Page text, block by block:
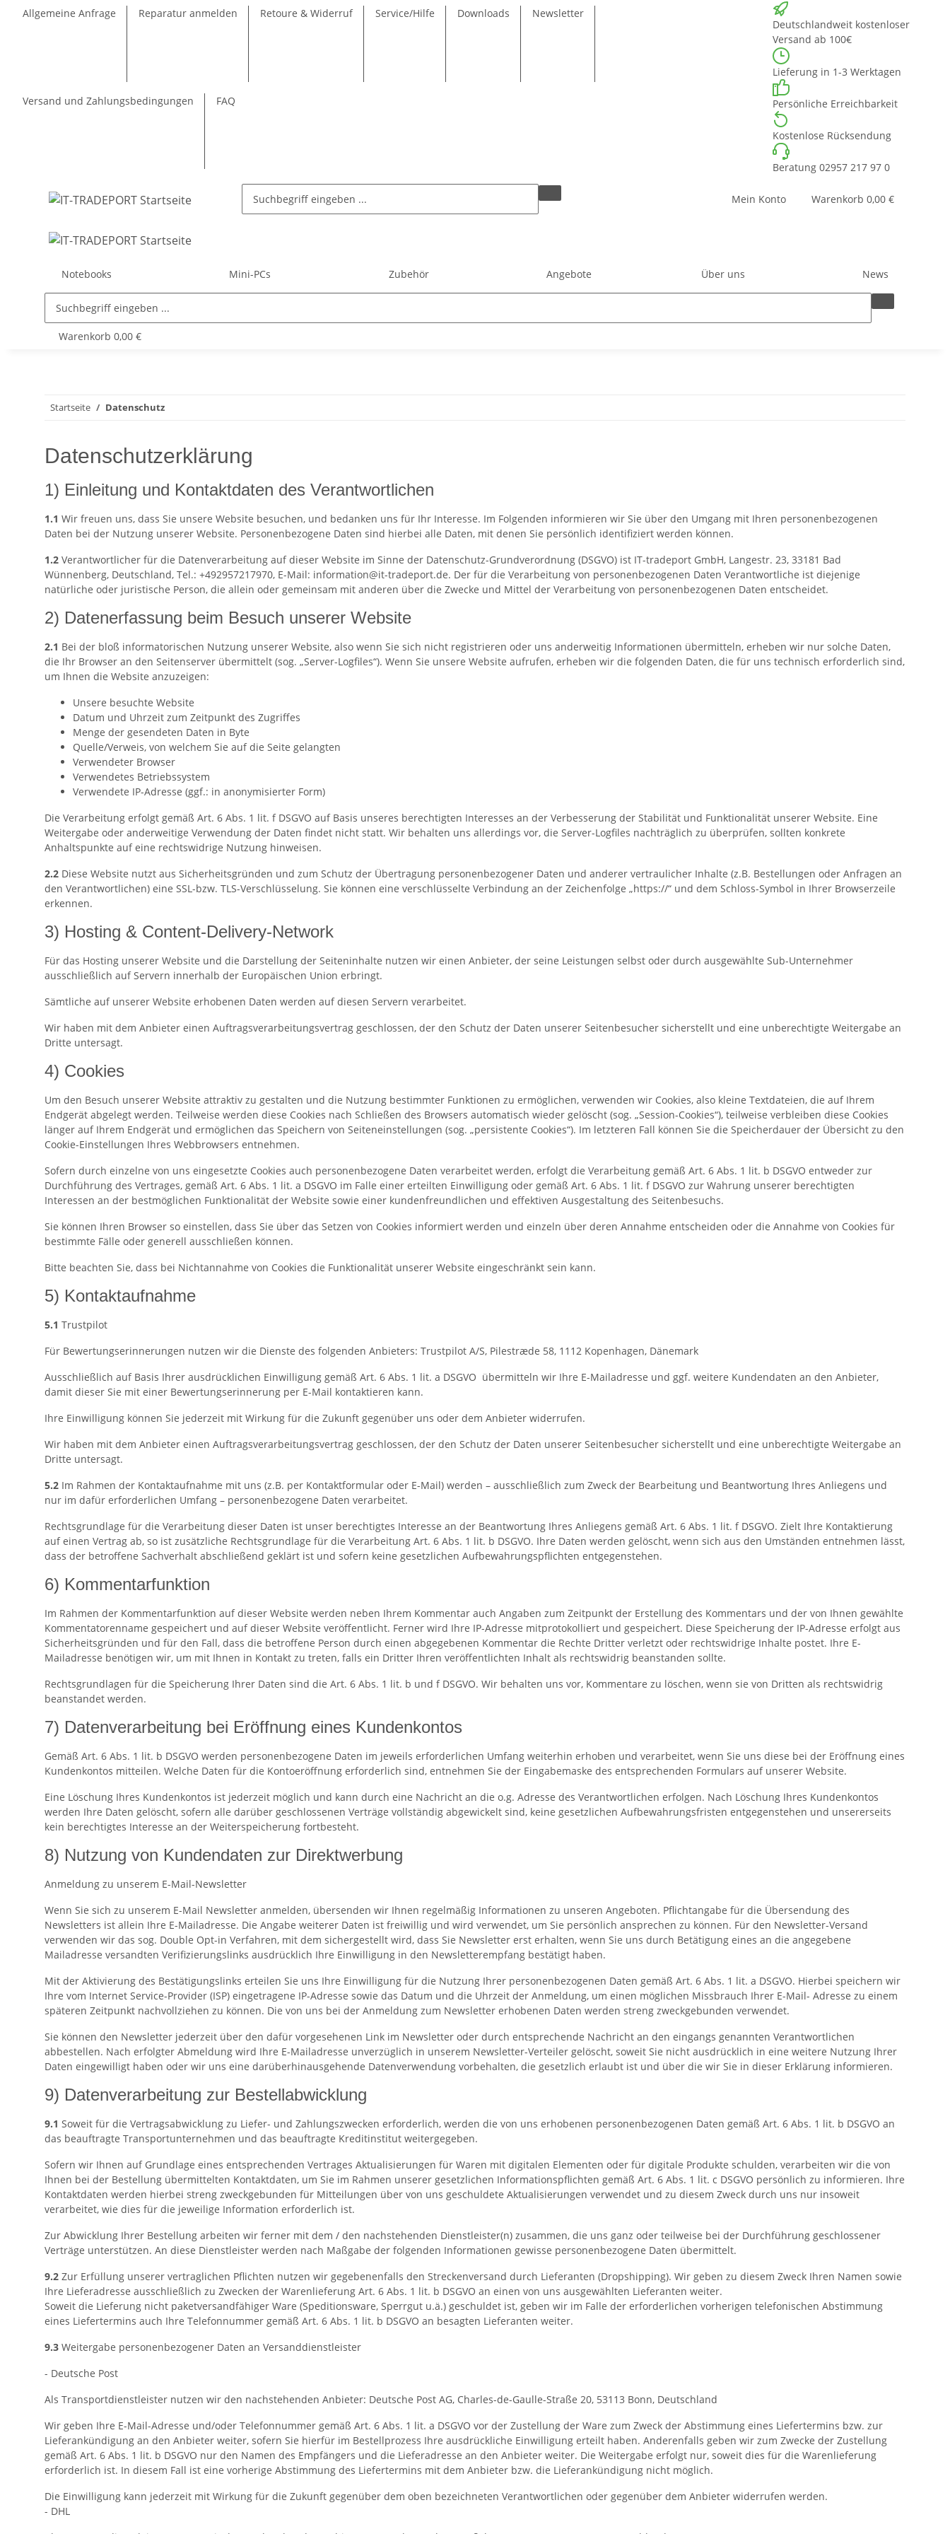
Deutschlandweit kostenloser
Versand ab 100€
Lieferung in 1-3 Werktagen
Persönliche Erreichbarkeit
Kostenlose Rücksendung
Beratung 02957 217 97 0
Allgemeine Anfrage Reparatur anmelden Retoure & Widerruf Service/Hilfe Downloads Newsletter
Versand und Zahlungsbedingungen FAQ
Mein Konto Warenkorb 0,00 €
Notebooks Mini-PCs Zubehör Angebote Über uns News
Warenkorb 0,00 €
Startseite Datenschutz
Datenschutzerklärung
1) Einleitung und Kontaktdaten des Verantwortlichen
1.1 Wir freuen uns, dass Sie unsere Website besuchen, und bedanken uns für Ihr Interesse. Im Folgenden informieren wir Sie über den Umgang mit Ihren personenbezogenen
Daten bei der Nutzung unserer Website. Personenbezogene Daten sind hierbei alle Daten, mit denen Sie persönlich identifiziert werden können.
1.2 Verantwortlicher für die Datenverarbeitung auf dieser Website im Sinne der Datenschutz-Grundverordnung (DSGVO) ist IT-tradeport GmbH, Langestr. 23, 33181 Bad
Wünnenberg, Deutschland, Tel.: +492957217970, E-Mail: information@it-tradeport.de. Der für die Verarbeitung von personenbezogenen Daten Verantwortliche ist diejenige
natürliche oder juristische Person, die allein oder gemeinsam mit anderen über die Zwecke und Mittel der Verarbeitung von personenbezogenen Daten entscheidet.
2) Datenerfassung beim Besuch unserer Website
2.1 Bei der bloß informatorischen Nutzung unserer Website, also wenn Sie sich nicht registrieren oder uns anderweitig Informationen übermitteln, erheben wir nur solche Daten,
die Ihr Browser an den Seitenserver übermittelt (sog. „Server-Logfiles“). Wenn Sie unsere Website aufrufen, erheben wir die folgenden Daten, die für uns technisch erforderlich sind,
um Ihnen die Website anzuzeigen:
Unsere besuchte Website
Datum und Uhrzeit zum Zeitpunkt des Zugriffes
Menge der gesendeten Daten in Byte
Quelle/Verweis, von welchem Sie auf die Seite gelangten
Verwendeter Browser
Verwendetes Betriebssystem
Verwendete IP-Adresse (ggf.: in anonymisierter Form)
Die Verarbeitung erfolgt gemäß Art. 6 Abs. 1 lit. f DSGVO auf Basis unseres berechtigten Interesses an der Verbesserung der Stabilität und Funktionalität unserer Website. Eine
Weitergabe oder anderweitige Verwendung der Daten findet nicht statt. Wir behalten uns allerdings vor, die Server-Logfiles nachträglich zu überprüfen, sollten konkrete
Anhaltspunkte auf eine rechtswidrige Nutzung hinweisen.
2.2 Diese Website nutzt aus Sicherheitsgründen und zum Schutz der Übertragung personenbezogener Daten und anderer vertraulicher Inhalte (z.B. Bestellungen oder Anfragen an
den Verantwortlichen) eine SSL-bzw. TLS-Verschlüsselung. Sie können eine verschlüsselte Verbindung an der Zeichenfolge „https://“ und dem Schloss-Symbol in Ihrer Browserzeile
erkennen.
3) Hosting & Content-Delivery-Network
Für das Hosting unserer Website und die Darstellung der Seiteninhalte nutzen wir einen Anbieter, der seine Leistungen selbst oder durch ausgewählte Sub-Unternehmer
ausschließlich auf Servern innerhalb der Europäischen Union erbringt.
Sämtliche auf unserer Website erhobenen Daten werden auf diesen Servern verarbeitet.
Wir haben mit dem Anbieter einen Auftragsverarbeitungsvertrag geschlossen, der den Schutz der Daten unserer Seitenbesucher sicherstellt und eine unberechtigte Weitergabe an
Dritte untersagt.
4) Cookies
Um den Besuch unserer Website attraktiv zu gestalten und die Nutzung bestimmter Funktionen zu ermöglichen, verwenden wir Cookies, also kleine Textdateien, die auf Ihrem
Endgerät abgelegt werden. Teilweise werden diese Cookies nach Schließen des Browsers automatisch wieder gelöscht (sog. „Session-Cookies“), teilweise verbleiben diese Cookies
länger auf Ihrem Endgerät und ermöglichen das Speichern von Seiteneinstellungen (sog. „persistente Cookies“). Im letzteren Fall können Sie die Speicherdauer der Übersicht zu den
Cookie-Einstellungen Ihres Webbrowsers entnehmen.
Sofern durch einzelne von uns eingesetzte Cookies auch personenbezogene Daten verarbeitet werden, erfolgt die Verarbeitung gemäß Art. 6 Abs. 1 lit. b DSGVO entweder zur
Durchführung des Vertrages, gemäß Art. 6 Abs. 1 lit. a DSGVO im Falle einer erteilten Einwilligung oder gemäß Art. 6 Abs. 1 lit. f DSGVO zur Wahrung unserer berechtigten
Interessen an der bestmöglichen Funktionalität der Website sowie einer kundenfreundlichen und effektiven Ausgestaltung des Seitenbesuchs.
Sie können Ihren Browser so einstellen, dass Sie über das Setzen von Cookies informiert werden und einzeln über deren Annahme entscheiden oder die Annahme von Cookies für
bestimmte Fälle oder generell ausschließen können.
Bitte beachten Sie, dass bei Nichtannahme von Cookies die Funktionalität unserer Website eingeschränkt sein kann.
5) Kontaktaufnahme
5.1 Trustpilot
Für Bewertungserinnerungen nutzen wir die Dienste des folgenden Anbieters: Trustpilot A/S, Pilestræde 58, 1112 Kopenhagen, Dänemark
Ausschließlich auf Basis Ihrer ausdrücklichen Einwilligung gemäß Art. 6 Abs. 1 lit. a DSGVO übermitteln wir Ihre E-Mailadresse und ggf. weitere Kundendaten an den Anbieter,
damit dieser Sie mit einer Bewertungserinnerung per E-Mail kontaktieren kann.
Ihre Einwilligung können Sie jederzeit mit Wirkung für die Zukunft gegenüber uns oder dem Anbieter widerrufen.
Wir haben mit dem Anbieter einen Auftragsverarbeitungsvertrag geschlossen, der den Schutz der Daten unserer Seitenbesucher sicherstellt und eine unberechtigte Weitergabe an
Dritte untersagt.
5.2 Im Rahmen der Kontaktaufnahme mit uns (z.B. per Kontaktformular oder E-Mail) werden – ausschließlich zum Zweck der Bearbeitung und Beantwortung Ihres Anliegens und
nur im dafür erforderlichen Umfang – personenbezogene Daten verarbeitet.
Rechtsgrundlage für die Verarbeitung dieser Daten ist unser berechtigtes Interesse an der Beantwortung Ihres Anliegens gemäß Art. 6 Abs. 1 lit. f DSGVO. Zielt Ihre Kontaktierung
auf einen Vertrag ab, so ist zusätzliche Rechtsgrundlage für die Verarbeitung Art. 6 Abs. 1 lit. b DSGVO. Ihre Daten werden gelöscht, wenn sich aus den Umständen entnehmen lässt,
dass der betroffene Sachverhalt abschließend geklärt ist und sofern keine gesetzlichen Aufbewahrungspflichten entgegenstehen.
6) Kommentarfunktion
Im Rahmen der Kommentarfunktion auf dieser Website werden neben Ihrem Kommentar auch Angaben zum Zeitpunkt der Erstellung des Kommentars und der von Ihnen gewählte
Kommentatorenname gespeichert und auf dieser Website veröffentlicht. Ferner wird Ihre IP-Adresse mitprotokolliert und gespeichert. Diese Speicherung der IP-Adresse erfolgt aus
Sicherheitsgründen und für den Fall, dass die betroffene Person durch einen abgegebenen Kommentar die Rechte Dritter verletzt oder rechtswidrige Inhalte postet. Ihre E-
Mailadresse benötigen wir, um mit Ihnen in Kontakt zu treten, falls ein Dritter Ihren veröffentlichten Inhalt als rechtswidrig beanstanden sollte.
Rechtsgrundlagen für die Speicherung Ihrer Daten sind die Art. 6 Abs. 1 lit. b und f DSGVO. Wir behalten uns vor, Kommentare zu löschen, wenn sie von Dritten als rechtswidrig
beanstandet werden.
7) Datenverarbeitung bei Eröffnung eines Kundenkontos
Gemäß Art. 6 Abs. 1 lit. b DSGVO werden personenbezogene Daten im jeweils erforderlichen Umfang weiterhin erhoben und verarbeitet, wenn Sie uns diese bei der Eröffnung eines
Kundenkontos mitteilen. Welche Daten für die Kontoeröffnung erforderlich sind, entnehmen Sie der Eingabemaske des entsprechenden Formulars auf unserer Website.
Eine Löschung Ihres Kundenkontos ist jederzeit möglich und kann durch eine Nachricht an die o.g. Adresse des Verantwortlichen erfolgen. Nach Löschung Ihres Kundenkontos
werden Ihre Daten gelöscht, sofern alle darüber geschlossenen Verträge vollständig abgewickelt sind, keine gesetzlichen Aufbewahrungsfristen entgegenstehen und unsererseits
kein berechtigtes Interesse an der Weiterspeicherung fortbesteht.
8) Nutzung von Kundendaten zur Direktwerbung
Anmeldung zu unserem E-Mail-Newsletter
Wenn Sie sich zu unserem E-Mail Newsletter anmelden, übersenden wir Ihnen regelmäßig Informationen zu unseren Angeboten. Pflichtangabe für die Übersendung des
Newsletters ist allein Ihre E-Mailadresse. Die Angabe weiterer Daten ist freiwillig und wird verwendet, um Sie persönlich ansprechen zu können. Für den Newsletter-Versand
verwenden wir das sog. Double Opt-in Verfahren, mit dem sichergestellt wird, dass Sie Newsletter erst erhalten, wenn Sie uns durch Betätigung eines an die angegebene
Mailadresse versandten Verifizierungslinks ausdrücklich Ihre Einwilligung in den Newsletterempfang bestätigt haben.
Mit der Aktivierung des Bestätigungslinks erteilen Sie uns Ihre Einwilligung für die Nutzung Ihrer personenbezogenen Daten gemäß Art. 6 Abs. 1 lit. a DSGVO. Hierbei speichern wir
Ihre vom Internet Service-Provider (ISP) eingetragene IP-Adresse sowie das Datum und die Uhrzeit der Anmeldung, um einen möglichen Missbrauch Ihrer E-Mail- Adresse zu einem
späteren Zeitpunkt nachvollziehen zu können. Die von uns bei der Anmeldung zum Newsletter erhobenen Daten werden streng zweckgebunden verwendet.
Sie können den Newsletter jederzeit über den dafür vorgesehenen Link im Newsletter oder durch entsprechende Nachricht an den eingangs genannten Verantwortlichen
abbestellen. Nach erfolgter Abmeldung wird Ihre E-Mailadresse unverzüglich in unserem Newsletter-Verteiler gelöscht, soweit Sie nicht ausdrücklich in eine weitere Nutzung Ihrer
Daten eingewilligt haben oder wir uns eine darüberhinausgehende Datenverwendung vorbehalten, die gesetzlich erlaubt ist und über die wir Sie in dieser Erklärung informieren.
9) Datenverarbeitung zur Bestellabwicklung
9.1 Soweit für die Vertragsabwicklung zu Liefer- und Zahlungszwecken erforderlich, werden die von uns erhobenen personenbezogenen Daten gemäß Art. 6 Abs. 1 lit. b DSGVO an
das beauftragte Transportunternehmen und das beauftragte Kreditinstitut weitergegeben.
Sofern wir Ihnen auf Grundlage eines entsprechenden Vertrages Aktualisierungen für Waren mit digitalen Elementen oder für digitale Produkte schulden, verarbeiten wir die von
Ihnen bei der Bestellung übermittelten Kontaktdaten, um Sie im Rahmen unserer gesetzlichen Informationspflichten gemäß Art. 6 Abs. 1 lit. c DSGVO persönlich zu informieren. Ihre
Kontaktdaten werden hierbei streng zweckgebunden für Mitteilungen über von uns geschuldete Aktualisierungen verwendet und zu diesem Zweck durch uns nur insoweit
verarbeitet, wie dies für die jeweilige Information erforderlich ist.
Zur Abwicklung Ihrer Bestellung arbeiten wir ferner mit dem / den nachstehenden Dienstleister(n) zusammen, die uns ganz oder teilweise bei der Durchführung geschlossener
Verträge unterstützen. An diese Dienstleister werden nach Maßgabe der folgenden Informationen gewisse personenbezogene Daten übermittelt.
9.2 Zur Erfüllung unserer vertraglichen Pflichten nutzen wir gegebenenfalls den Streckenversand durch Lieferanten (Dropshipping). Wir geben zu diesem Zweck Ihren Namen sowie
Ihre Lieferadresse ausschließlich zu Zwecken der Warenlieferung Art. 6 Abs. 1 lit. b DSGVO an einen von uns ausgewählten Lieferanten weiter.
Soweit die Lieferung nicht paketversandfähiger Ware (Speditionsware, Sperrgut u.ä.) geschuldet ist, geben wir im Falle der erforderlichen vorherigen telefonischen Abstimmung
eines Liefertermins auch Ihre Telefonnummer gemäß Art. 6 Abs. 1 lit. b DSGVO an besagten Lieferanten weiter.
9.3 Weitergabe personenbezogener Daten an Versanddienstleister
- Deutsche Post
Als Transportdienstleister nutzen wir den nachstehenden Anbieter: Deutsche Post AG, Charles-de-Gaulle-Straße 20, 53113 Bonn, Deutschland
Wir geben Ihre E-Mail-Adresse und/oder Telefonnummer gemäß Art. 6 Abs. 1 lit. a DSGVO vor der Zustellung der Ware zum Zweck der Abstimmung eines Liefertermins bzw. zur
Lieferankündigung an den Anbieter weiter, sofern Sie hierfür im Bestellprozess Ihre ausdrückliche Einwilligung erteilt haben. Anderenfalls geben wir zum Zwecke der Zustellung
gemäß Art. 6 Abs. 1 lit. b DSGVO nur den Namen des Empfängers und die Lieferadresse an den Anbieter weiter. Die Weitergabe erfolgt nur, soweit dies für die Warenlieferung
erforderlich ist. In diesem Fall ist eine vorherige Abstimmung des Liefertermins mit dem Anbieter bzw. die Lieferankündigung nicht möglich.
Die Einwilligung kann jederzeit mit Wirkung für die Zukunft gegenüber dem oben bezeichneten Verantwortlichen oder gegenüber dem Anbieter widerrufen werden.
- DHL